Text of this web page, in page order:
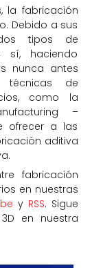
la fabricación
Debido a sus
tipos de
sí, haciendo
nunca antes
técnicas de
como la
–
ofrecer a las
aditiva
fabricación
en nuestras
y RSS. Sigue
en nuestra